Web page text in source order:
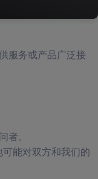
服务或产品广泛接
者。
能对双方和我们的